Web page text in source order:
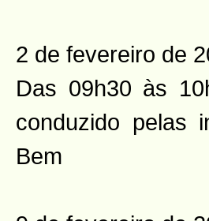
2 de fevereiro de
Das 09h30 às
conduzido pelas
Bem